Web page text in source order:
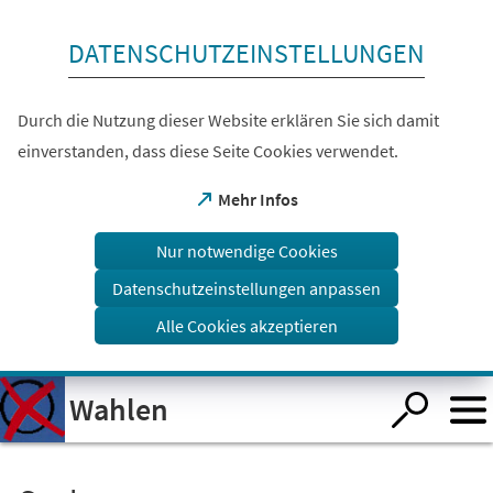
Visuelle
Assistenzsoftware
öffnen.
DATENSCHUTZEINSTELLUNGEN
Durch die Nutzung dieser Website erklären Sie sich damit
einverstanden, dass diese Seite Cookies verwendet.
Mehr Infos
(Öffnet
einem
Tab)
Nur notwendige Cookies
Datenschutzeinstellungen anpassen
Alle Cookies akzeptieren
Wahlen